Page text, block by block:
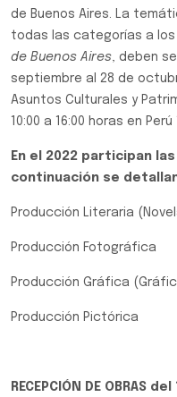
de Buenos Aires. La
todas las categorías a los
de Buenos Aires, deben
septiembre al 28 de
Asuntos Culturales y
10:00 a 16:00 horas en
En el 2022 participan
continuación se
Producción Literaria
Producción Fotográfica
Producción Gráfica
Producción Pictórica
RECEPCIÓN DE OBRAS